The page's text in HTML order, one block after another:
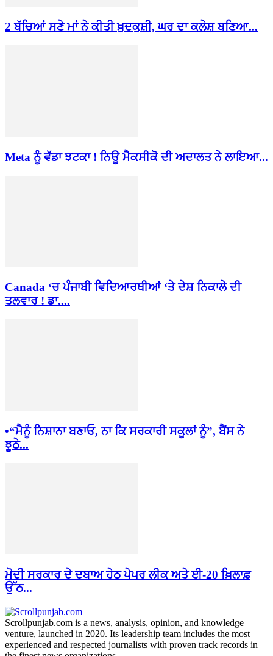
2 ਬੱਚਿਆਂ ਸਣੇ ਮਾਂ ਨੇ ਕੀਤੀ ਖ਼ੁਦਕੁਸ਼ੀ, ਘਰ ਦਾ ਕਲੇਸ਼ ਬਣਿਆ...
Meta ਨੂੰ ਵੱਡਾ ਝਟਕਾ ! ਨਿਊ ਮੈਕਸੀਕੋ ਦੀ ਅਦਾਲਤ ਨੇ ਲਾਇਆ...
Canada ‘ਚ ਪੰਜਾਬੀ ਵਿਦਿਆਰਥੀਆਂ ‘ਤੇ ਦੇਸ਼ ਨਿਕਾਲੇ ਦੀ
ਤਲਵਾਰ ! ਡਾ....
•“ਮੈਨੂੰ ਨਿਸ਼ਾਨਾ ਬਣਾਓ, ਨਾ ਕਿ ਸਰਕਾਰੀ ਸਕੂਲਾਂ ਨੂੰ”, ਬੈਂਸ ਨੇ
ਝੂਠੇ...
ਮੋਦੀ ਸਰਕਾਰ ਦੇ ਦਬਾਅ ਹੇਠ ਪੇਪਰ ਲੀਕ ਅਤੇ ਈ-20 ਖ਼ਿਲਾਫ਼
ਉੱਠ...
Scrollpunjab.com is a news, analysis, opinion, and knowledge
venture, launched in 2020. Its leadership team includes the most
experienced and respected journalists with proven track records in